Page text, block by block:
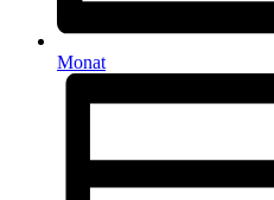
Monat